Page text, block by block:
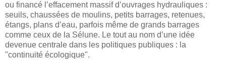
ou financé l’effacement massif d’ouvrages hydrauliques :
seuils, chaussées de moulins, petits barrages, retenues,
étangs, plans d’eau, parfois même de grands barrages
comme ceux de la Sélune. Le tout au nom d’une idée
devenue centrale dans les politiques publiques : la
"continuité écologique".